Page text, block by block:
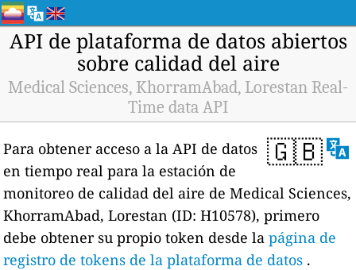
API de plataforma de datos abiertos
sobre calidad del aire
Medical Sciences, KhorramAbad, Lorestan Real-
Time data API
🇬🇧
Para obtener acceso a la API de datos
en tiempo real para la estación de
monitoreo de calidad del aire de Medical Sciences,
KhorramAbad, Lorestan (ID: H10578), primero
debe obtener su propio token desde lapágina de
registro de tokens de la plataforma de datos .